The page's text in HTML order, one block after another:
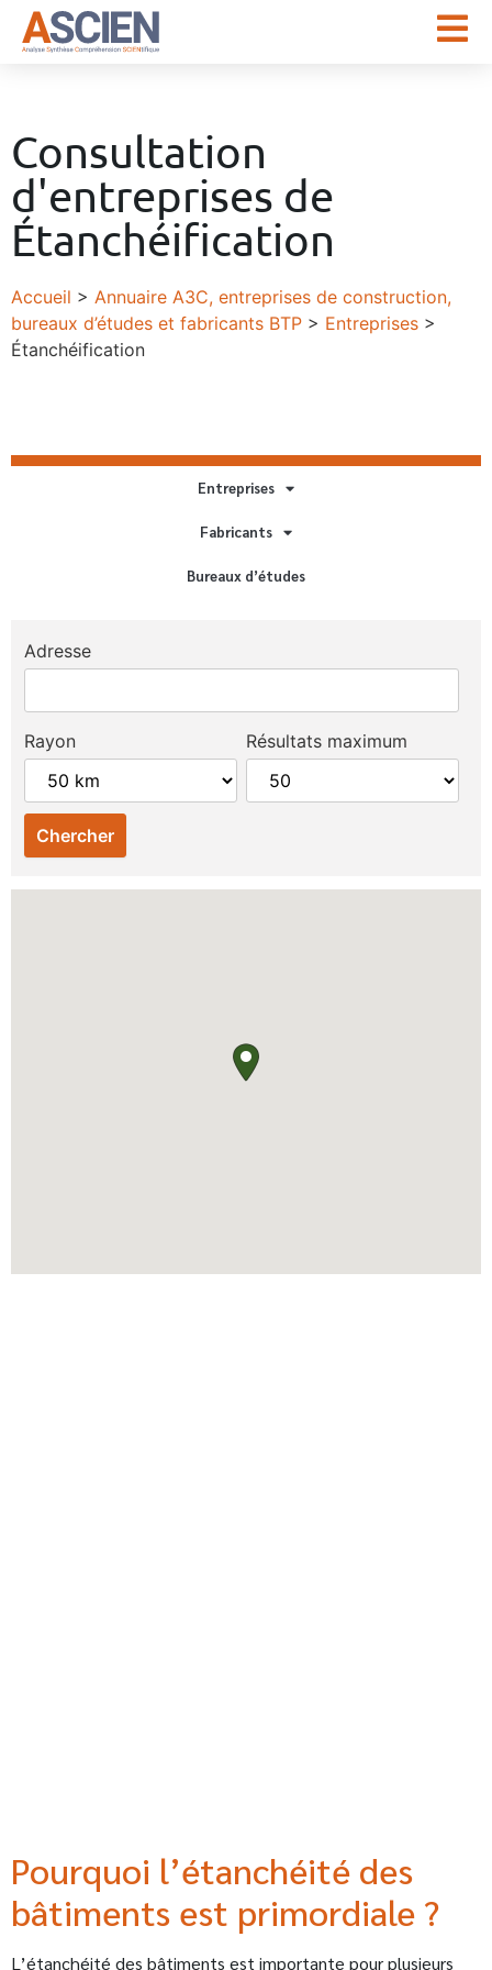
Consultation
d'entreprises de
Étanchéification
Accueil > Annuaire A3C, entreprises de construction,
bureaux d’études et fabricants BTP > Entreprises >
Étanchéification
Entreprises
Fabricants
Bureaux d’études
Adresse
Rayon Résultats maximum
Pourquoi l’étanchéité des
bâtiments est primordiale ?
L’étanchéité des bâtiments est importante pour plusieurs